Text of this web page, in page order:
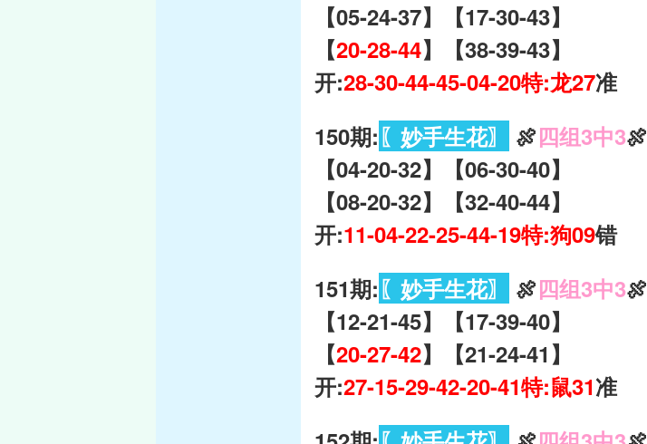
【05-24-37】【17-30-43】
【20-28-44】【38-39-43】
开:28-30-44-45-04-20特:龙27准
150期:〖妙手生花〗 🍖四组3中3🍖
【04-20-32】【06-30-40】
【08-20-32】【32-40-44】
开:11-04-22-25-44-19特:狗09错
151期:〖妙手生花〗 🍖四组3中3🍖
【12-21-45】【17-39-40】
【20-27-42】【21-24-41】
开:27-15-29-42-20-41特:鼠31准